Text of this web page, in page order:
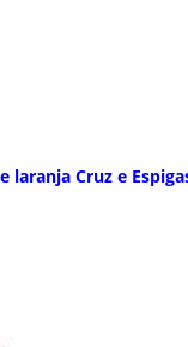
laranja Cruz e